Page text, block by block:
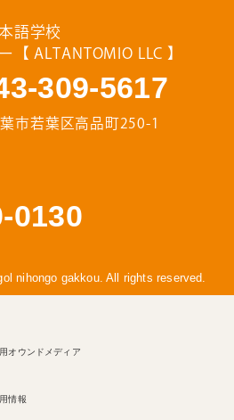
本語学校
【 ALTANTOMIO LLC 】
309-5617
市若葉区高品町250-1
0130
nihongo gakkou. All rights reserved.